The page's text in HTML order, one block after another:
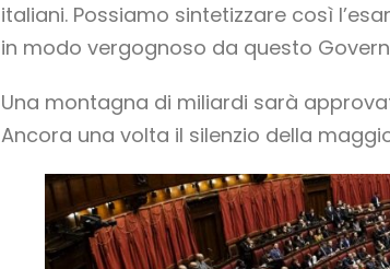
italiani. Possiamo sintetizzare così
in modo vergognoso da questo
Una montagna di miliardi sarà
Ancora una volta il silenzio della